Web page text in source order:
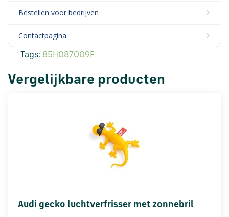
Bestellen voor bedrijven
Contactpagina
Tags: 85H087009F
Vergelijkbare producten
Audi gecko luchtverfrisser met zonnebril